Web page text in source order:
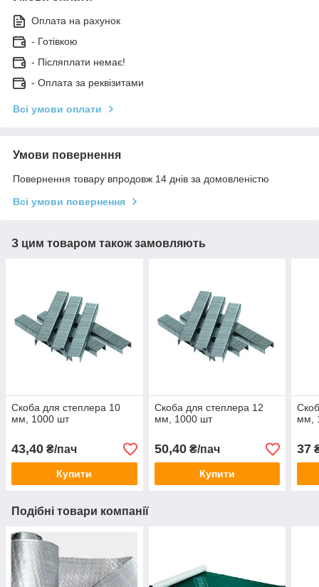
Оплата на рахунок
- Готівкою
- Післяплати немає!
- Оплата за реквізитами
Всі умови оплати
Умови повернення
Повернення товару впродовж 14 днів за домовленістю
Всі умови повернення
З цим товаром також замовляють
Скоба для степлера 10
мм, 1000 шт
43,40 ₴/пач
Купити
Скоба для степлера 12
мм, 1000 шт
50,40₴/пач
Купити
мм,
37
Подібні товари компанії